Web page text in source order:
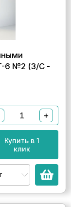
6 №2 (З/C -
+
Купить в 1
клик